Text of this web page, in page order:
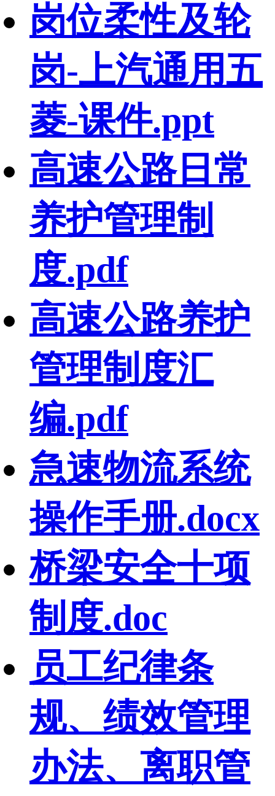
岗位柔性及轮
岗-上汽通用五
菱-课件.ppt
高速公路日常
养护管理制
度.pdf
高速公路养护
管理制度汇
编.pdf
急速物流系统
操作手册.docx
桥梁安全十项
制度.doc
员工纪律条
规、绩效管理
办法、离职管